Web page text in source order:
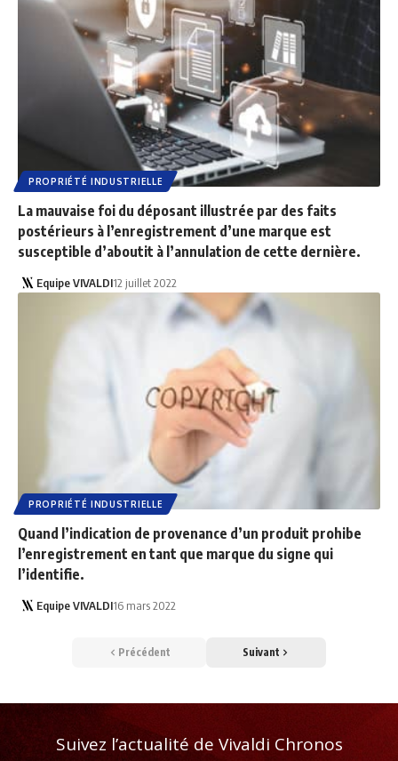
PROPRIÉTÉ INDUSTRIELLE
La mauvaise foi du déposant illustrée par des faits
postérieurs à l’enregistrement d’une marque est
susceptible d’aboutit à l’annulation de cette dernière.
Equipe VIVALDI12 juillet 2022
PROPRIÉTÉ INDUSTRIELLE
Quand l’indication de provenance d’un produit prohibe
l’enregistrement en tant que marque du signe qui
l’identifie.
Equipe VIVALDI16 mars 2022
Précédent Suivant
Suivez l’actualité de Vivaldi Chronos